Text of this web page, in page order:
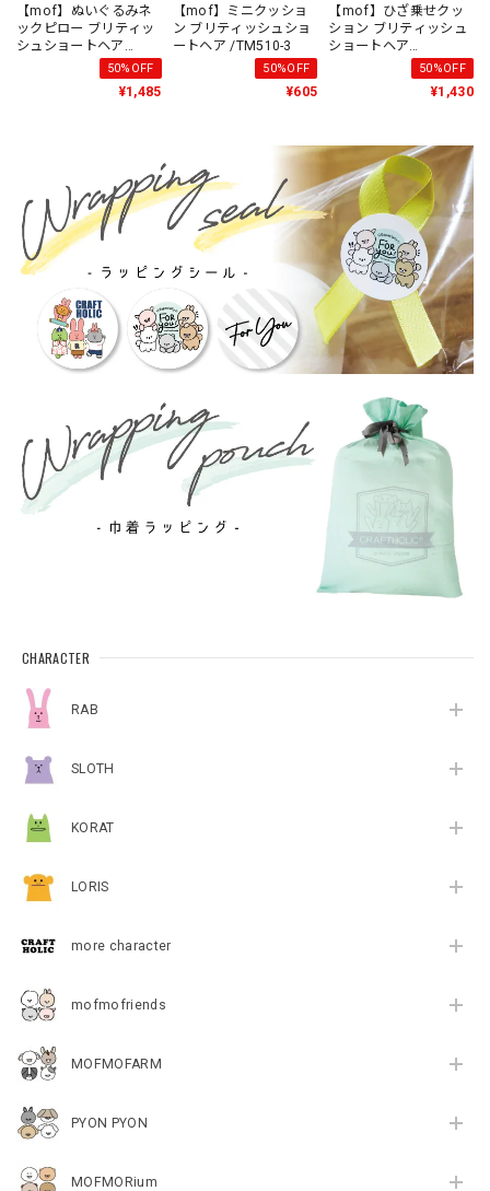
CHARACTER
RAB
SLOTH
KORAT
LORIS
more character
mofmofriends
MOFMOFARM
PYON PYON
MOFMORium
【mof】ぬいぐるみネ
ックピロー ブリティッ
シュショートヘア
50%OFF
¥1,485
【mof】ミニクッショ
ン ブリティッシュショ
ートヘア /TM510-3
50%OFF
¥605
【mof】ひざ乗せクッ
ション ブリティッシュ
ショートヘア
50%OFF
¥1,430